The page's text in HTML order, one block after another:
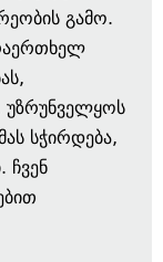
გამო.
უზრუნველყოს
სჭირდება,
ჩვენ